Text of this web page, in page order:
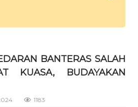
BANTERAS SALAH
KUASA, BUDAYAKAN
1183